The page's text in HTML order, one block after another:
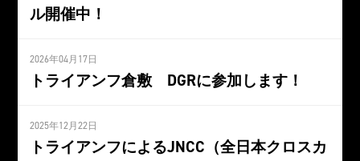
ル開催中！
2026年04月17日
トライアンフ倉敷 DGRに参加します！
2025年12月22日
トライアンフによるJNCC（全日本クロスカ